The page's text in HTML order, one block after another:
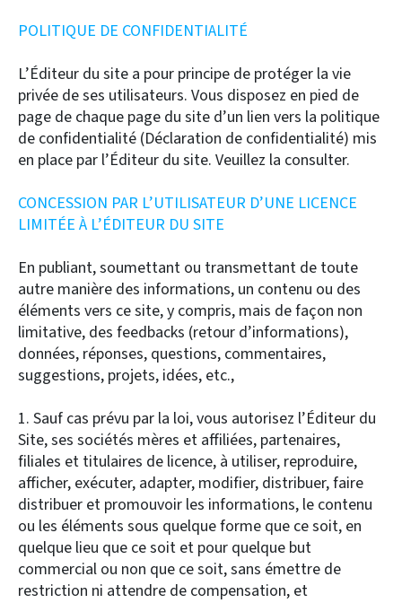
POLITIQUE DE CONFIDENTIALITÉ
L’Éditeur du site a pour principe de protéger la vie
privée de ses utilisateurs. Vous disposez en pied de
page de chaque page du site d’un lien vers la politique
de confidentialité (Déclaration de confidentialité) mis
en place par l’Éditeur du site. Veuillez la consulter.
CONCESSION PAR L’UTILISATEUR D’UNE LICENCE
LIMITÉE À L’ÉDITEUR DU SITE
En publiant, soumettant ou transmettant de toute
autre manière des informations, un contenu ou des
éléments vers ce site, y compris, mais de façon non
limitative, des feedbacks (retour d’informations),
données, réponses, questions, commentaires,
suggestions, projets, idées, etc.,
1. Sauf cas prévu par la loi, vous autorisez l’Éditeur du
Site, ses sociétés mères et affiliées, partenaires,
filiales et titulaires de licence, à utiliser, reproduire,
afficher, exécuter, adapter, modifier, distribuer, faire
distribuer et promouvoir les informations, le contenu
ou les éléments sous quelque forme que ce soit, en
quelque lieu que ce soit et pour quelque but
commercial ou non que ce soit, sans émettre de
restriction ni attendre de compensation, et